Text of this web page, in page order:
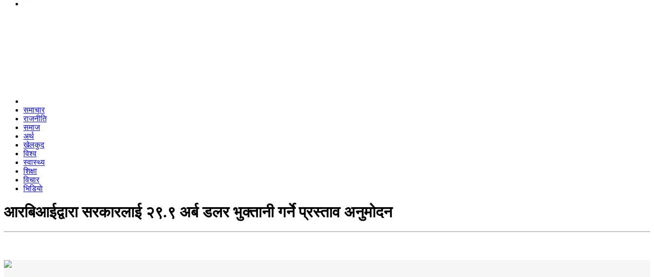
समाचार
राजनीति
समाज
अर्थ
खेलकुद
विश्व
स्वास्थ्य
शिक्षा
विचार
भिडियाे
आरबिआईद्वारा सरकारलाई २९.९ अर्ब डलर भुक्तानी गर्ने प्रस्ताव अनुमोदन